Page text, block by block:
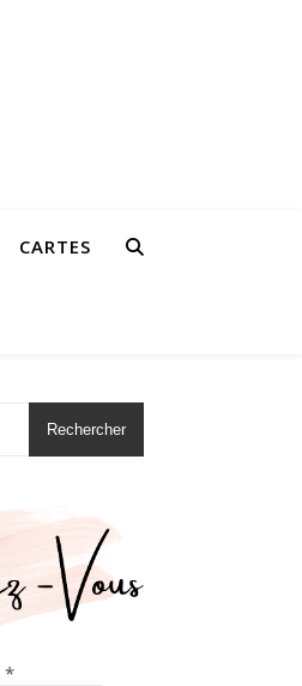
CARTES
Rechercher
*